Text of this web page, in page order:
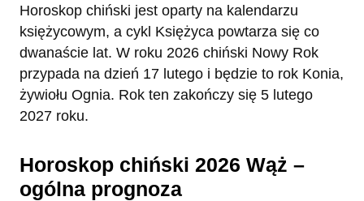
Horoskop chiński jest oparty na kalendarzu
księżycowym, a cykl Księżyca powtarza się co
dwanaście lat. W roku 2026 chiński Nowy Rok
przypada na dzień 17 lutego i będzie to rok Konia,
żywiołu Ognia. Rok ten zakończy się 5 lutego
2027 roku.
Horoskop chiński 2026 Wąż –
ogólna prognoza